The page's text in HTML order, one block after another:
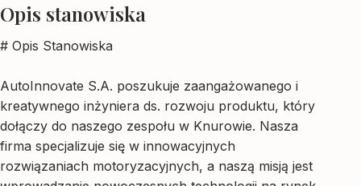
Opis stanowiska
# Opis Stanowiska
AutoInnovate S.A. poszukuje zaangażowanego i
kreatywnego inżyniera ds. rozwoju produktu, który
dołączy do naszego zespołu w Knurowie. Nasza
firma specjalizuje się w innowacyjnych
rozwiązaniach motoryzacyjnych, a naszą misją jest